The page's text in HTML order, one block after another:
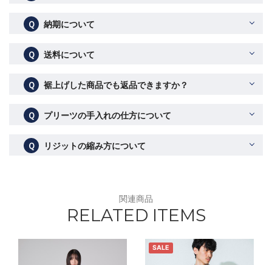
Ｑ 納期について
Ｑ 送料について
Ｑ 裾上げした商品でも返品できますか？
Ｑ プリーツの手入れの仕方について
Ｑ リジットの縮み方について
関連商品
RELATED ITEMS
SALE